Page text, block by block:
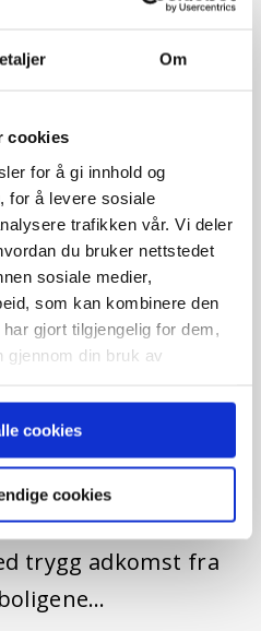
Om
cookies
for å gi innhold og
for å levere sosiale
trafikken vår. Vi deler
du bruker nettstedet
sosiale medier,
som kan kombinere den
gjort tilgjengelig for dem,
gjennom din bruk av
cookies
cookies
av fire moderne
et nivå over
trygg adkomst fra